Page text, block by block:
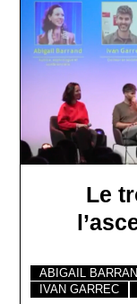
Le
ABIGAIL
IVAN GARREC